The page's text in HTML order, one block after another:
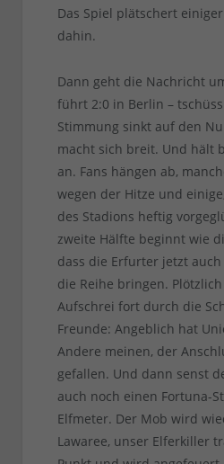
Das Spiel plätschert
dahin.
Dann geht die Nachricht
führt 2:0 in Berlin –
Stimmung sinkt auf den
macht sich breit. Und hält
an. Fans hängen ab,
wegen der Hitze und
des Stadions heftig
zweite Hälfte beginnt wie
dass die Erfurter jetzt
die Reihe bringen.
Aufschrei fort durch die
Freunde: Angeblich hat
Andere meinen, der
gefallen. Und dann senst
auch noch einen Fortuna-
Elfmeter. Der Mob wird
Lawaree, unser Elferkiller